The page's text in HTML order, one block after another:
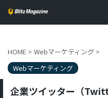
HOME > Webマーケティング >
Webマーケティング
企業ツイッター（